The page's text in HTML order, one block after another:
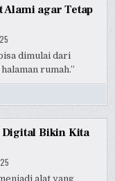
Alami agar Tetap
dimulai dari
rumah.”
Digital Bikin Kita
alat yang